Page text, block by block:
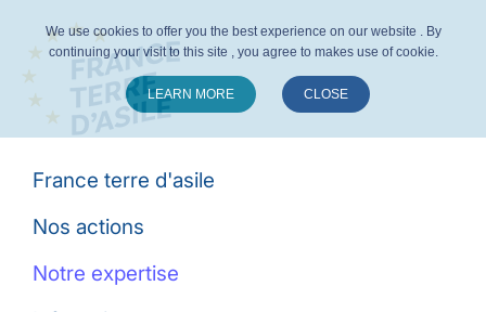
France terre d'asile
Nos actions
Notre expertise
We use cookies to offer you the best experience on our website . By
continuing your visit to this site , you agree to makes use of cookie.
LEARN MORE CLOSE